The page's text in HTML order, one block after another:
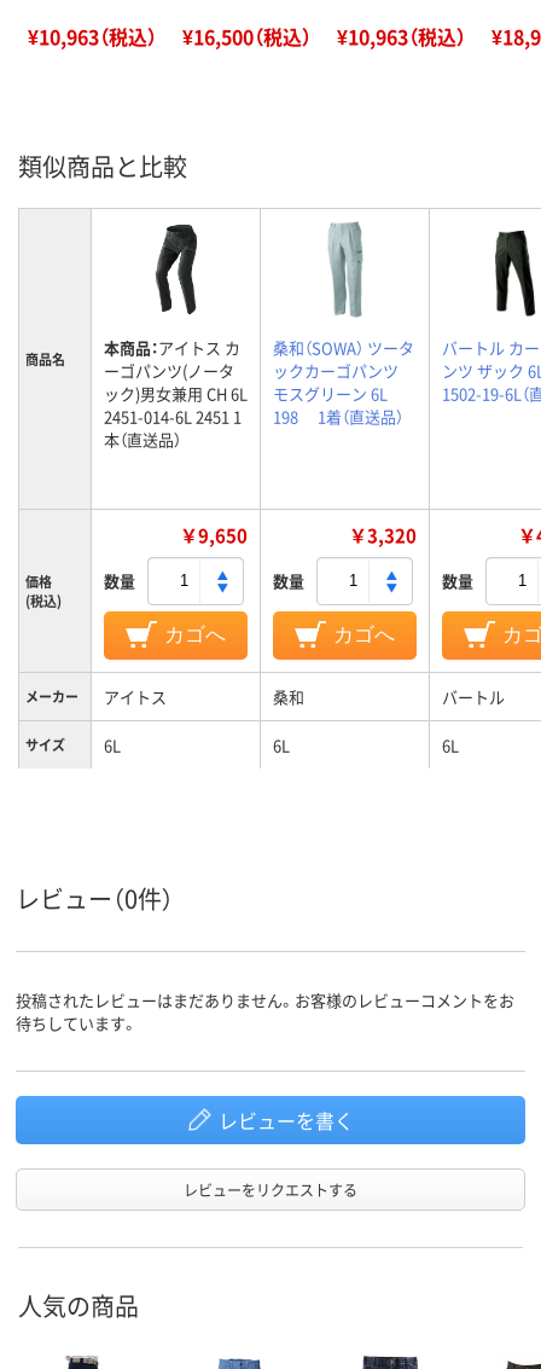
¥10,963（税込） ¥16,500（税込） ¥10,963（税込）
類似商品と比較
商品名 本商品：アイトス カ
ーゴパンツ(ノータ
ック)男女兼用 CH 6L
2451-014-6L 2451 1
本（直送品）
桑和（SOWA） ツータ
ックカーゴパンツ
モスグリーン 6L
198 1着（直送品）
バートル カ
ンツ ザック
1502-19-6L（
価格
(税込)
￥9,650
数量
カゴへ
￥3,320
数量
カゴへ
数量
カ
メーカー アイトス 桑和 バートル
サイズ 6L 6L 6L
レビュー（0件）
投稿されたレビューはまだありません。お客様のレビューコメントをお
待ちしています。
レビューを書く
レビューをリクエストする
人気の商品